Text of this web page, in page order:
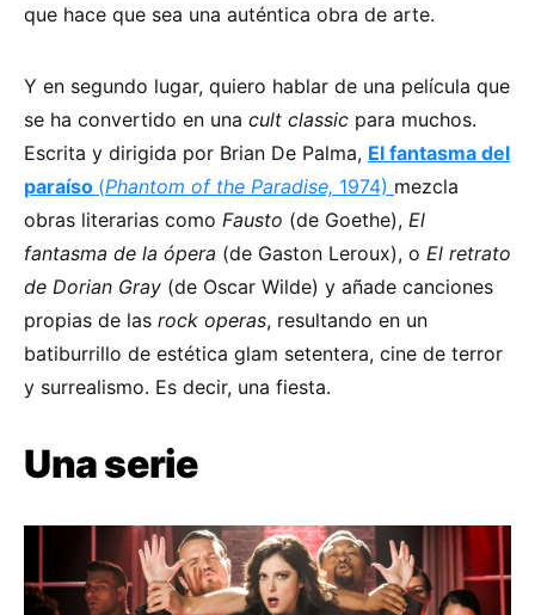
que hace que sea una auténtica obra de arte.
Y en segundo lugar, quiero hablar de una película que
se ha convertido en una cult classic para muchos.
Escrita y dirigida por Brian De Palma, El fantasma del
paraíso (Phantom of the Paradise, 1974) mezcla
obras literarias como Fausto (de Goethe), El
fantasma de la ópera (de Gaston Leroux), o El retrato
de Dorian Gray (de Oscar Wilde) y añade canciones
propias de las rock operas, resultando en un
batiburrillo de estética glam setentera, cine de terror
y surrealismo. Es decir, una fiesta.
Una serie